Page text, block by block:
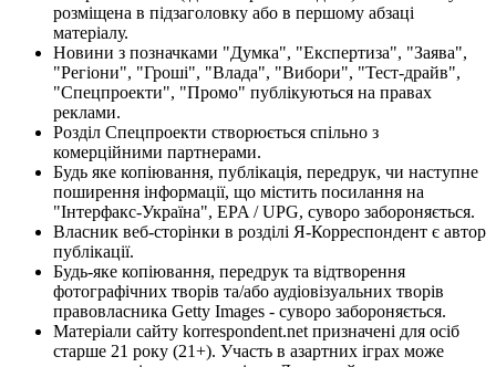
розміщена в підзаголовку або в першому абзаці
матеріалу.
Новини з позначками "Думка", "Експертиза", "Заява",
"Регіони", "Гроші", "Влада", "Вибори", "Тест-драйв",
"Спецпроекти", "Промо" публікуються на правах
реклами.
Розділ Спецпроекти створюється спільно з
комерційними партнерами.
Будь яке копіювання, публікація, передрук, чи наступне
поширення інформації, що містить посилання на
"Інтерфакс-Україна", EPA / UPG, суворо забороняється.
Власник веб-сторінки в розділі Я-Корреспондент є автор
публікації.
Будь-яке копіювання, передрук та відтворення
фотографічних творів та/або аудіовізуальних творів
правовласника Getty Images - суворо забороняється.
Матеріали сайту korrespondent.net призначені для осіб
старше 21 року (21+). Участь в азартних іграх може